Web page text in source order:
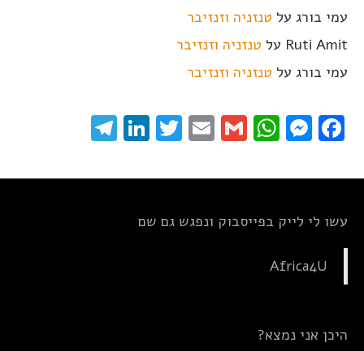
עמי בורג על טנזניה וזנזיבר
Ruti Amit על טנזניה וזנזיבר
עמי בורג על טנזניה וזנזיבר
Facebook
Messenger
WhatsApp
Gmail
Email
Twitter
LinkedIn
עשו לי לייק בפייסבוק ונפגש גם שם
Africa4U
היכן אני נמצא?